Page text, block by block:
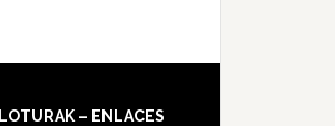
LOTURAK – ENLACES